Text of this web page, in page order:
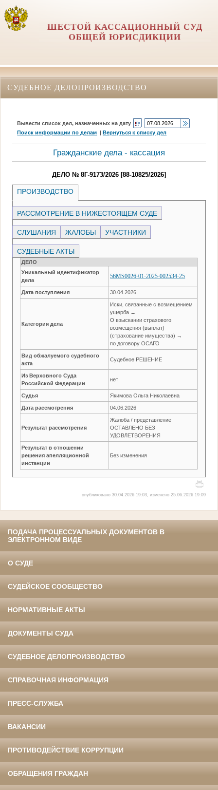
ШЕСТОЙ КАССАЦИОННЫЙ СУД
ОБЩЕЙ ЮРИСДИКЦИИ
СУДЕБНОЕ ДЕЛОПРОИЗВОДСТВО
Вывести список дел, назначенных на дату
Поиск информации по делам |Вернуться к списку дел
Гражданские дела - кассация
ДЕЛО № 8Г-9173/2026 [88-10825/2026]
ПРОИЗВОДСТВО
РАССМОТРЕНИЕ В НИЖЕСТОЯЩЕМ СУДЕ
СЛУШАНИЯ ЖАЛОБЫ УЧАСТНИКИ
СУДЕБНЫЕ АКТЫ
ДЕЛО
Уникальный идентификатор
дела
56MS0026-01-2025-002534-25
Дата поступления 30.04.2026
Категория дела
Иски, связанные с возмещением
ущерба →
О взыскании страхового
возмещения (выплат)
(страхование имущества) →
по договору ОСАГО
Вид обжалуемого судебного
акта
Судебное РЕШЕНИЕ
Из Верховного Суда
Российской Федерации
нет
Судья Якимова Ольга Николаевна
Дата рассмотрения 04.06.2026
Результат рассмотрения
Жалоба / представление
ОСТАВЛЕНО БЕЗ
УДОВЛЕТВОРЕНИЯ
Результат в отношении
решения апелляционной
инстанции
Без изменения
опубликовано 30.04.2026 19:03, изменено 25.06.2026 19:09
ПОДАЧА ПРОЦЕССУАЛЬНЫХ ДОКУМЕНТОВ В
ЭЛЕКТРОННОМ ВИДЕ
О СУДЕ
СУДЕЙСКОЕ СООБЩЕСТВО
НОРМАТИВНЫЕ АКТЫ
ДОКУМЕНТЫ СУДА
СУДЕБНОЕ ДЕЛОПРОИЗВОДСТВО
СПРАВОЧНАЯ ИНФОРМАЦИЯ
ПРЕСС-СЛУЖБА
ВАКАНСИИ
ПРОТИВОДЕЙСТВИЕ КОРРУПЦИИ
ОБРАЩЕНИЯ ГРАЖДАН